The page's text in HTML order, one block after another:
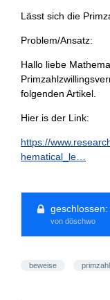
Lässt sich die
Problem/Ansatz:
Hallo liebe
folgenden Artikel.
Hier is der Link:
https://
hematical_le…
geschlossen:
von döschwo
beweise